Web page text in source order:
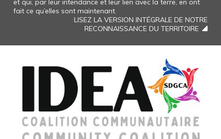
et qui, par leur intendance et leur lien avec la terre, en ont
fait ce qu’elles sont maintenant.
LISEZ LA VERSION INTÉGRALE DE NOTRE
RECONNAISSANCE DU TERRITOIRE